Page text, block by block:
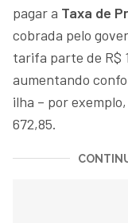
pagar a Taxa de
cobrada pelo
tarifa parte de R$
aumentando
ilha – por
672,85.